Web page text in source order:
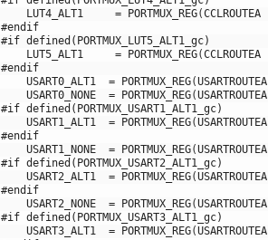
LUT4_ALT1
= PORTMUX_REG(CCLROUTEA
#endif
#if defined(PORTMUX_LUT5_ALT1_gc)
LUT5_ALT1
= PORTMUX_REG(CCLROUTEA
#endif
USART0_ALT1
= PORTMUX_REG(USARTROUTEA
USART0_NONE
= PORTMUX_REG(USARTROUTEA
#if defined(PORTMUX_USART1_ALT1_gc)
USART1_ALT1
= PORTMUX_REG(USARTROUTEA
#endif
USART1_NONE
= PORTMUX_REG(USARTROUTEA
#if defined(PORTMUX_USART2_ALT1_gc)
USART2_ALT1
= PORTMUX_REG(USARTROUTEA
#endif
USART2_NONE
= PORTMUX_REG(USARTROUTEA
#if defined(PORTMUX_USART3_ALT1_gc)
USART3_ALT1
= PORTMUX_REG(USARTROUTEA